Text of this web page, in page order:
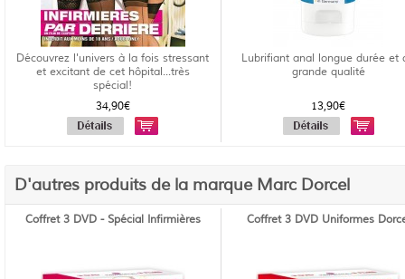
Découvrez l'univers à la fois stressant
et excitant de cet hôpital...très
spécial!
34,90€
Lubrifiant anal longue durée et
grande qualité
13,90€
D'autres produits de la marque Marc Dorcel
Coffret 3 DVD - Spécial Infirmières Coffret 3 DVD Uniformes